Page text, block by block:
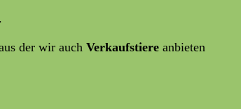
der wir auch Verkaufstiere anbieten